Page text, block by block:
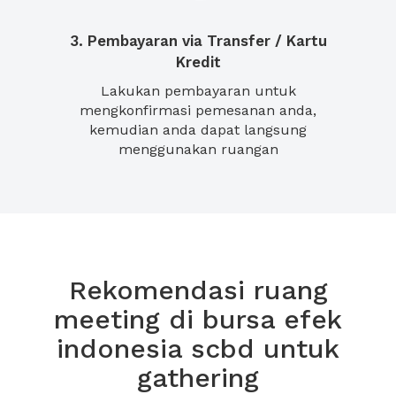
3. Pembayaran via Transfer / Kartu
Kredit
Lakukan pembayaran untuk
mengkonfirmasi pemesanan anda,
kemudian anda dapat langsung
menggunakan ruangan
Rekomendasi ruang
meeting di bursa efek
indonesia scbd untuk
gathering